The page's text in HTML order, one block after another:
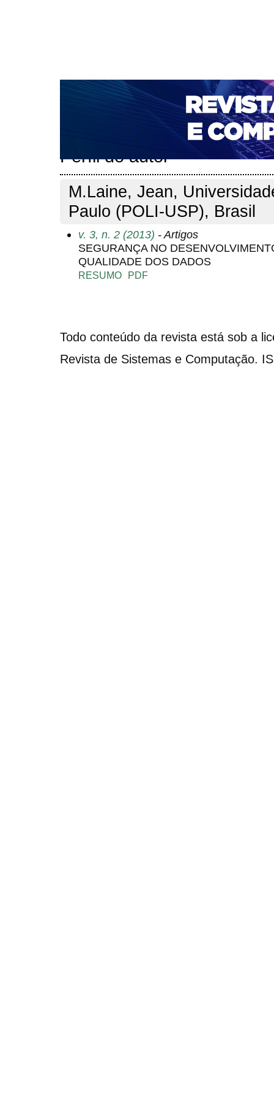
CAPA SOBRE ACESSO CADASTRO
NOTÍCIAS
PORTAL DE REVISTAS DA UNIFACS
PARA AVALIADORES
NOVA SUBMISSÃO
Perfil do autor
M.Laine, Jean,
Paulo (POLI-USP), Brasil
v. 3, n. 2 (2013) - Artigos
SEGURANÇA NO
QUALIDADE DOS DADOS
RESUMO PDF
Todo conteúdo da revista está sob a
Revista de Sistemas e Computação.